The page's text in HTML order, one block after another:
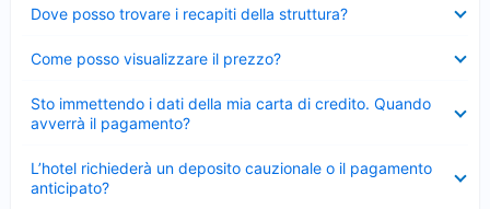
Dove posso trovare i recapiti della struttura?
chiuso
Come posso visualizzare il prezzo?
chiuso
Sto immettendo i dati della mia carta di credito. Quando
avverrà il pagamento?
chiuso
L’hotel richiederà un deposito cauzionale o il pagamento
anticipato?
chiuso